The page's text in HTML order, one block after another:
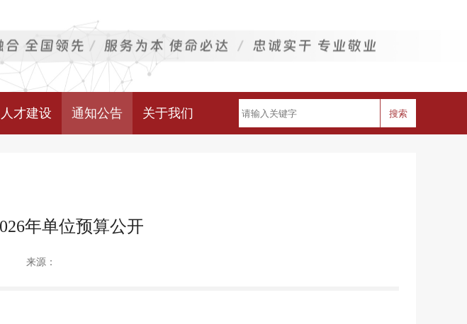
人才建设 通知公告 关于我们 搜索
年单位预算公开
来源：